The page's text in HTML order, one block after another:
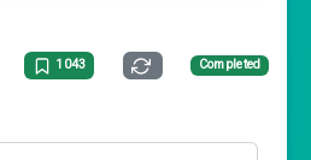
1043 Completed